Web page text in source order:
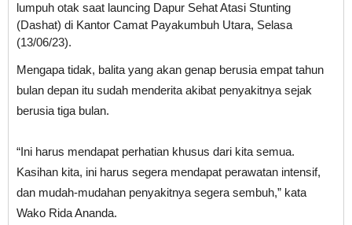
lumpuh otak saat launcing Dapur Sehat Atasi Stunting
(Dashat) di Kantor Camat Payakumbuh Utara, Selasa
(13/06/23).
Mengapa tidak, balita yang akan genap berusia empat tahun
bulan depan itu sudah menderita akibat penyakitnya sejak
berusia tiga bulan.
“Ini harus mendapat perhatian khusus dari kita semua.
Kasihan kita, ini harus segera mendapat perawatan intensif,
dan mudah-mudahan penyakitnya segera sembuh,” kata
Wako Rida Ananda.